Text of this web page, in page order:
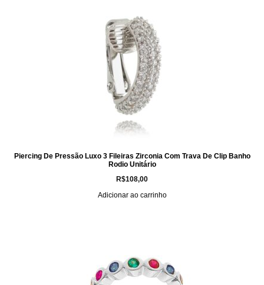
Piercing De Pressão Luxo 3 Fileiras Zirconia Com Trava De Clip Banho
Rodio Unitário
R$108,00
Adicionar ao carrinho